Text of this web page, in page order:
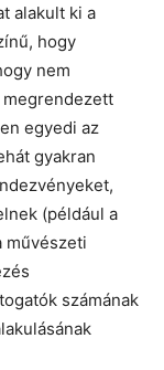
alakult ki a
hogy
nem
megrendezett
egyedi az
gyakran
(például a
művészeti
számának